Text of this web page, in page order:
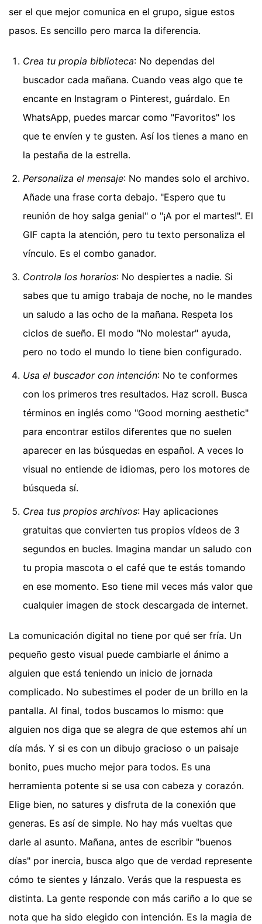
ser el que mejor comunica en el grupo, sigue estos
pasos. Es sencillo pero marca la diferencia.
Crea tu propia biblioteca: No dependas del
buscador cada mañana. Cuando veas algo que te
encante en Instagram o Pinterest, guárdalo. En
WhatsApp, puedes marcar como "Favoritos" los
que te envíen y te gusten. Así los tienes a mano en
la pestaña de la estrella.
Personaliza el mensaje: No mandes solo el archivo.
Añade una frase corta debajo. "Espero que tu
reunión de hoy salga genial" o "¡A por el martes!". El
GIF capta la atención, pero tu texto personaliza el
vínculo. Es el combo ganador.
Controla los horarios: No despiertes a nadie. Si
sabes que tu amigo trabaja de noche, no le mandes
un saludo a las ocho de la mañana. Respeta los
ciclos de sueño. El modo "No molestar" ayuda,
pero no todo el mundo lo tiene bien configurado.
Usa el buscador con intención: No te conformes
con los primeros tres resultados. Haz scroll. Busca
términos en inglés como "Good morning aesthetic"
para encontrar estilos diferentes que no suelen
aparecer en las búsquedas en español. A veces lo
visual no entiende de idiomas, pero los motores de
búsqueda sí.
Crea tus propios archivos: Hay aplicaciones
gratuitas que convierten tus propios vídeos de 3
segundos en bucles. Imagina mandar un saludo con
tu propia mascota o el café que te estás tomando
en ese momento. Eso tiene mil veces más valor que
cualquier imagen de stock descargada de internet.
La comunicación digital no tiene por qué ser fría. Un
pequeño gesto visual puede cambiarle el ánimo a
alguien que está teniendo un inicio de jornada
complicado. No subestimes el poder de un brillo en la
pantalla. Al final, todos buscamos lo mismo: que
alguien nos diga que se alegra de que estemos ahí un
día más. Y si es con un dibujo gracioso o un paisaje
bonito, pues mucho mejor para todos. Es una
herramienta potente si se usa con cabeza y corazón.
Elige bien, no satures y disfruta de la conexión que
generas. Es así de simple. No hay más vueltas que
darle al asunto. Mañana, antes de escribir "buenos
días" por inercia, busca algo que de verdad represente
cómo te sientes y lánzalo. Verás que la respuesta es
distinta. La gente responde con más cariño a lo que se
nota que ha sido elegido con intención. Es la magia de